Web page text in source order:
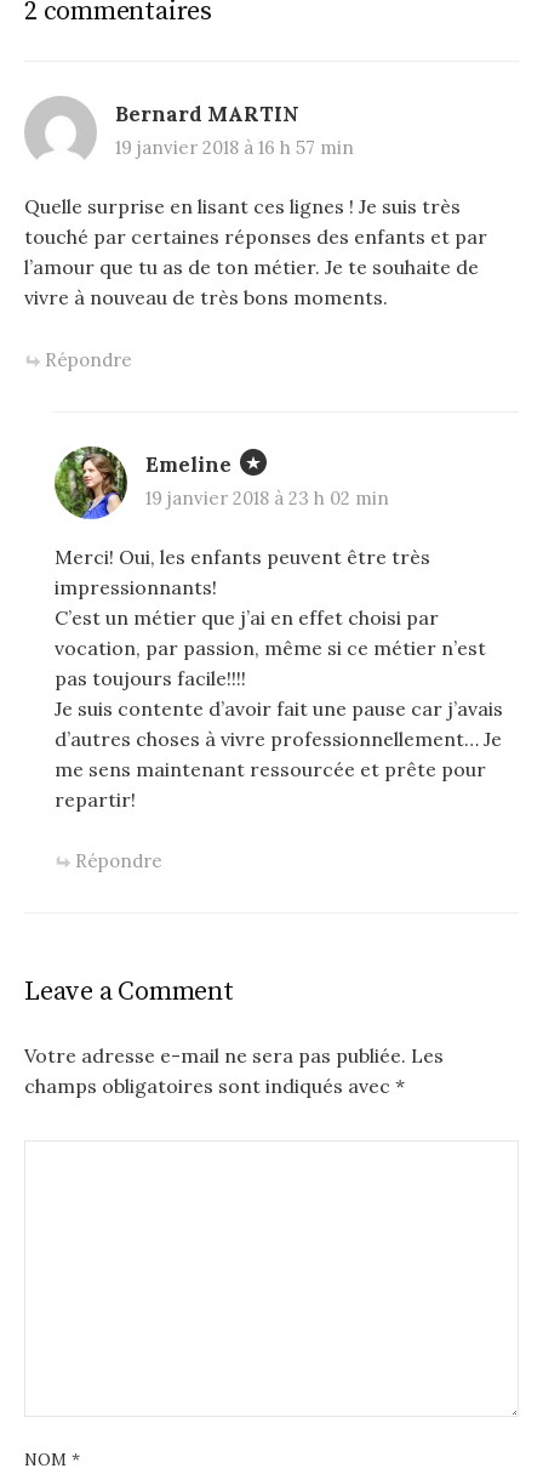
consacrer à…
2 commentaires
Bernard MARTIN
19 janvier 2018 à 16 h 57 min
Quelle surprise en lisant ces lignes ! Je suis très
touché par certaines réponses des enfants et par
l’amour que tu as de ton métier. Je te souhaite de
vivre à nouveau de très bons moments.
Répondre
Emeline
19 janvier 2018 à 23 h 02 min
Merci! Oui, les enfants peuvent être très
impressionnants!
C’est un métier que j’ai en effet choisi par
vocation, par passion, même si ce métier n’est
pas toujours facile!!!!
Je suis contente d’avoir fait une pause car j’avais
d’autres choses à vivre professionnellement… Je
me sens maintenant ressourcée et prête pour
repartir!
Répondre
Leave a Comment
Votre adresse e-mail ne sera pas publiée. Les
champs obligatoires sont indiqués avec *
NOM *